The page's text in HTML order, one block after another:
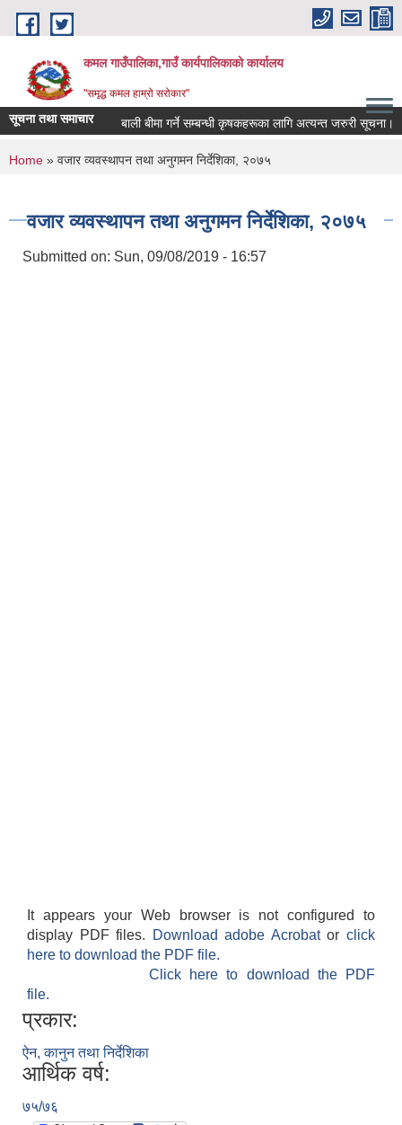
Skip to main content
कमल गाउँपालिका,गाउँ कार्यपालिकाको कार्यालय
"समृद्ध कमल हाम्रो सरोकार"
सूचना तथा समाचार बाली बीमा गर्ने सम्बन्धी कृषकहरूका लागि अत्यन्त जरुरी सूचना।
You are here
Home » वजार व्यवस्थापन तथा अनुगमन निर्देशिका, २०७५
वजार व्यवस्थापन तथा अनुगमन निर्देशिका, २०७५
Submitted on: Sun, 09/08/2019 - 16:57
It appears your Web browser is not configured to
display PDF files.
Download adobe Acrobatorclick
here to download the PDF file.
Click here to download the PDF
file.
प्रकार:
ऐन, कानुन तथा निर्देशिका
आर्थिक वर्ष:
७५/७६